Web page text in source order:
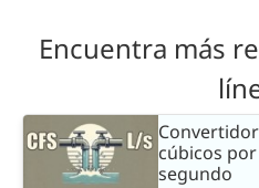
Encuentra más
Convertidor
cúbicos
segundo